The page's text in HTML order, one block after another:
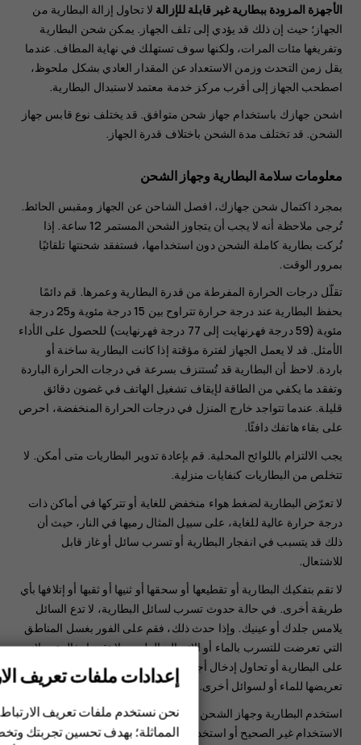
الهواتف الذكية
الهواتف المميزة
الأجهزة المزودة ببطارية غير قابلة للإزالة لا تحاول إزالة البطارية من
الجهاز؛ حيث إن ذلك قد يؤدي إلى تلف الجهاز. يمكن شحن البطارية
وتفريغها مئات المرات، ولكنها سوف تستهلك في نهاية المطاف. عندما
يقل زمن التحدث وزمن الاستعداد عن المقدار العادي بشكل ملحوظ،
اصطحب الجهاز إلى أقرب مركز خدمة معتمد لاستبدال البطارية.
اشحن جهازك باستخدام جهاز شحن متوافق. قد يختلف نوع قابس جهاز
الشحن. قد تختلف مدة الشحن باختلاف قدرة الجهاز.
معلومات سلامة البطارية وجهاز الشحن
بمجرد اكتمال شحن جهازك، افصل الشاحن عن الجهاز ومقبس الحائط.
تُرجى ملاحظة أنه لا يجب أن يتجاوز الشحن المستمر 12 ساعة. إذا
تُركت بطارية كاملة الشحن دون استخدامها، فستفقد شحنتها تلقائيًا
بمرور الوقت.
تقلّل درجات الحرارة المفرطة من قدرة البطارية وعمرها. قم دائمًا
بحفظ البطارية عند درجة حرارة تتراوح بين 15 درجة مئوية و25 درجة
مئوية (59 درجة فهرنهايت إلى 77 درجة فهرنهايت) للحصول على الأداء
الأمثل. قد لا يعمل الجهاز لفترة مؤقتة إذا كانت البطارية ساخنة أو
باردة. لاحظ أن البطارية قد تُستنزف بسرعة في درجات الحرارة الباردة
وتفقد ما يكفي من الطاقة لإيقاف تشغيل الهاتف في غضون دقائق
قليلة. عندما تتواجد خارج المنزل في درجات الحرارة المنخفضة، احرص
على بقاء هاتفك دافئًا.
‏‫يجب الالتزام باللوائح المحلية. قم بإعادة تدوير البطاريات متى أمكن. لا
تتخلص من البطاريات كنفايات منزلية.
لا تعرّض البطارية لضغط هواء منخفض للغاية أو تتركها في أماكن ذات
درجة حرارة عالية للغاية، على سبيل المثال رميها في النار، حيث أن
ذلك قد يتسبب في انفجار البطارية أو تسرب سائل أو غاز قابل
للاشتعال.
لا تقم بتفكيك البطارية أو تقطيعها أو سحقها أو ثنيها أو ثقبها أو إتلافها بأي
طريقة أخرى. في حالة حدوث تسرب لسائل البطارية، لا تدع السائل
يلامس جلدك أو عينيك. وإذا حدث ذلك، فقم على الفور بغسل المناطق
التي تعرضت للتسرب بالماء أو الاتصال بالطبيب. لا تقم بإدخال تعديلات
على البطارية أو تحاول إدخال أجسام غريبة فيها، ولا تقم بغمرها أو
تعريضها للماء أو لسوائل أخرى. قد تنفجر البطاريات في حالة تلفها.
استخدم البطارية وجهاز الشحن للأغراض المقصودة فقط. فقد يؤدي
الاستخدام غير الصحيح أو استخدام بطاريات أو أجهزة شحن غير معتمدة
إعدادات ملفات تعريف
نحن نستخدم ملفات تعريف
المماثلة؛ بهدف تحسين تجربتك